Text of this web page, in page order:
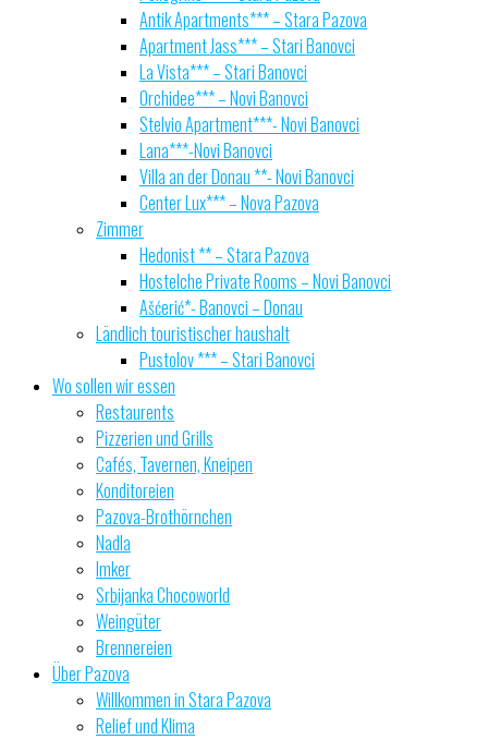
Antik Apartments*** – Stara Pazova
Apartment Jass*** – Stari Banovci
La Vista*** – Stari Banovci
Orchidee*** – Novi Banovci
Stelvio Apartment***- Novi Banovci
Lana***-Novi Banovci
Villa an der Donau **- Novi Banovci
Center Lux*** – Nova Pazova
Zimmer
Hedonist ** – Stara Pazova
Hostelche Private Rooms – Novi Banovci
Ašćerić*- Banovci – Donau
Ländlich touristischer haushalt
Pustolov *** – Stari Banovci
Wo sollen wir essen
Restaurents
Pizzerien und Grills
Cafés, Tavernen, Kneipen
Konditoreien
Pazova-Brothörnchen
Nadla
Imker
Srbijanka Chocoworld
Weingüter
Brennereien
Über Pazova
Willkommen in Stara Pazova
Relief und Klima